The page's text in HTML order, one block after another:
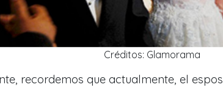
Créditos: Glamorama
recordemos que actualmente, el